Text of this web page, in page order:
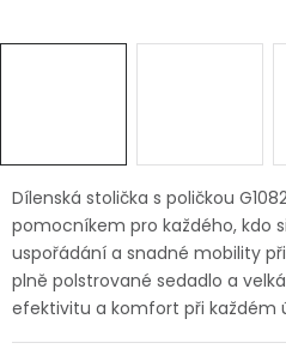
Značky
Dílenská stolička s poličkou
pomocníkem pro každého, kdo
uspořádání a snadné mobility
plně polstrované sedadlo a
efektivitu a komfort při každém